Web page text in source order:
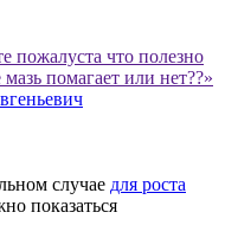
пожалуста что полезно
помагает или нет??»
случае для роста
показаться